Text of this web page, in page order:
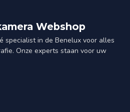
Webshop
specialist in de Benelux voor alles
Onze experts staan voor uw